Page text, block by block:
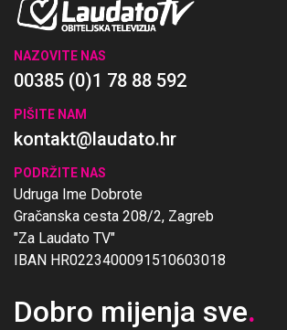
NAZOVITE NAS
00385 (0)1 78 88 592
PIŠITE NAM
kontakt@laudato.hr
PODRŽITE NAS
Udruga Ime Dobrote
Gračanska cesta 208/2, Zagreb
"Za Laudato TV"
IBAN HR0223400091510603018
Dobro mijenja sve.